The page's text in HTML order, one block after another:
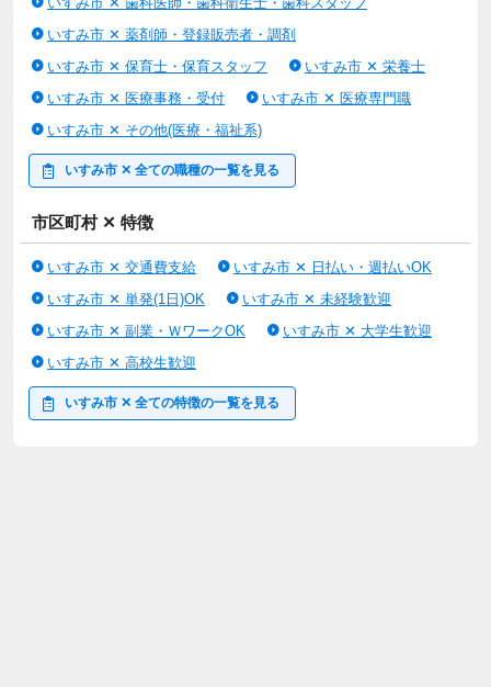
す】
す。
職業紹介事業者名：ライフワンズ株式会社
事業許可番号：13-ユ-303765
情報提供元：
Workgate(ワークゲート株式会社)
いすみ市 ✕ 薬剤師・登録販売者・調剤
いすみ市 ✕ 保育士・保育スタッフ
いすみ市 ✕ 栄養士
いすみ市 ✕ 医療事務・受付
いすみ市 ✕ 医療専門職
いすみ市 ✕ その他(医療・福祉系)
いすみ市 ✕ 全ての職種の一覧を見る
市区町村 ✕ 特徴
いすみ市 ✕ 交通費支給
いすみ市 ✕ 日払い・週払いOK
いすみ市 ✕ 単発(1日)OK
いすみ市 ✕ 未経験歓迎
いすみ市 ✕ 副業・ＷワークOK
いすみ市 ✕ 大学生歓迎
いすみ市 ✕ 高校生歓迎
いすみ市 ✕ 全ての特徴の一覧を見る